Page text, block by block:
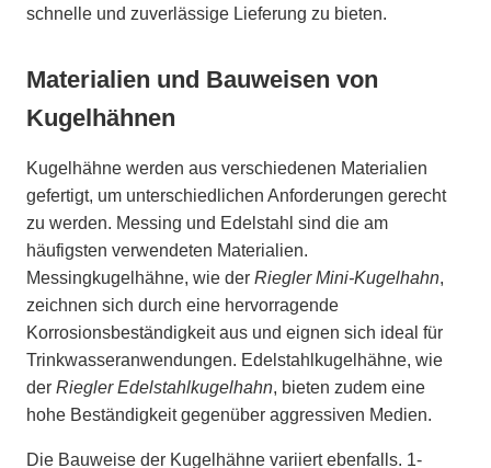
schnelle und zuverlässige Lieferung zu bieten.
Materialien und Bauweisen von
Kugelhähnen
Kugelhähne werden aus verschiedenen Materialien
gefertigt, um unterschiedlichen Anforderungen gerecht
zu werden. Messing und Edelstahl sind die am
häufigsten verwendeten Materialien.
Messingkugelhähne, wie der Riegler Mini-Kugelhahn,
zeichnen sich durch eine hervorragende
Korrosionsbeständigkeit aus und eignen sich ideal für
Trinkwasseranwendungen. Edelstahlkugelhähne, wie
der Riegler Edelstahlkugelhahn, bieten zudem eine
hohe Beständigkeit gegenüber aggressiven Medien.
Die Bauweise der Kugelhähne variiert ebenfalls. 1-